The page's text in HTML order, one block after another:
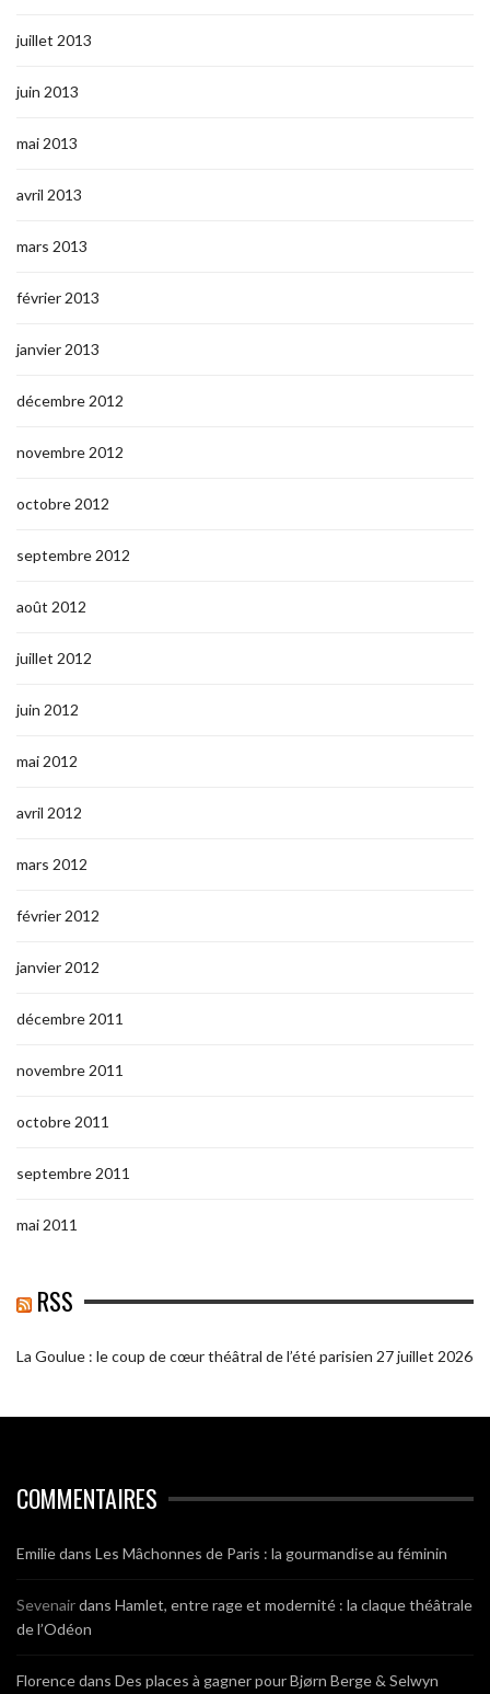
juillet 2013
juin 2013
mai 2013
avril 2013
mars 2013
février 2013
janvier 2013
décembre 2012
novembre 2012
octobre 2012
septembre 2012
août 2012
juillet 2012
juin 2012
mai 2012
avril 2012
mars 2012
février 2012
janvier 2012
décembre 2011
novembre 2011
octobre 2011
septembre 2011
mai 2011
RSS
La Goulue : le coup de cœur théâtral de l’été parisien 27 juillet 2026
COMMENTAIRES
Emiliedans Les Mâchonnes de Paris : la gourmandise au féminin
Sevenairdans Hamlet, entre rage et modernité : la claque théâtrale
de l’Odéon
Florencedans Des places à gagner pour Bjørn Berge & Selwyn